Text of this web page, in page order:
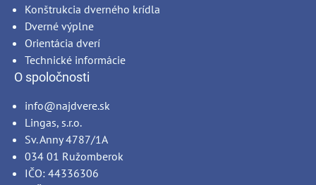
Konštrukcia dverného krídla
Dverné výplne
Orientácia dverí
Technické informácie
O spoločnosti
info@najdvere.sk
Lingas, s.r.o.
Sv. Anny 4787/1A
034 01 Ružomberok
IČO: 44336306